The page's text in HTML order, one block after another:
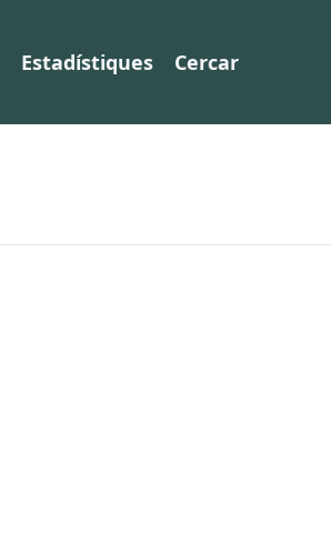
Estadístiques Cercar